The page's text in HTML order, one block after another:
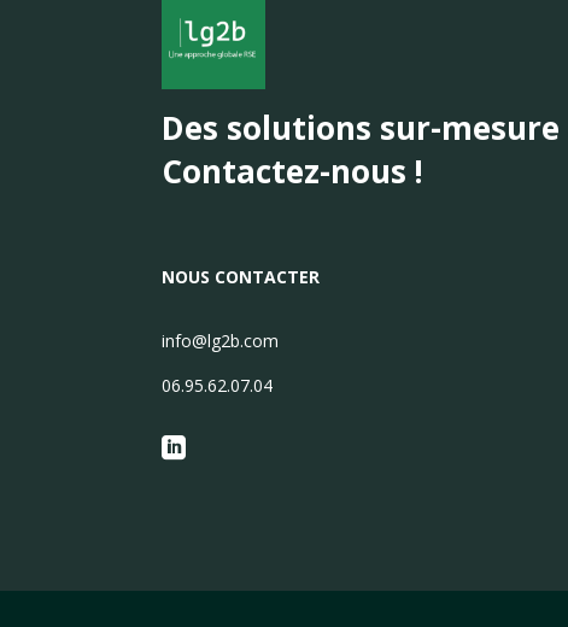
Des solutions sur-mesure
Contactez-nous !
NOUS CONTACTER
info@lg2b.com
06.95.62.07.04
